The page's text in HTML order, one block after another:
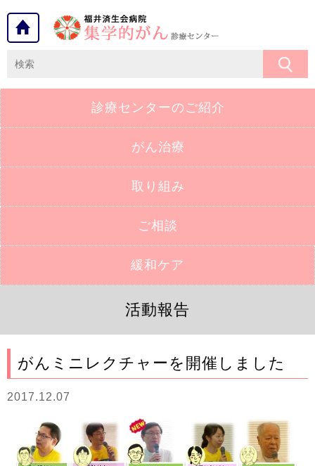
診療センターの ご紹介
がん治療
取り組み
ご相談
緩和ケア
活動報告
がんミニレクチャーを開催しました
2017.12.07